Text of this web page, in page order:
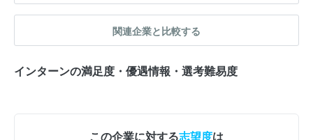
関連企業と比較する
インターンの満足度・優遇情報・選考難易度
この企業に対する志望度は